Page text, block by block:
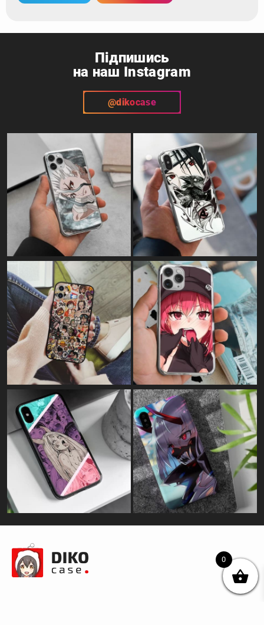
Підпишись
на наш Instagram
@dikocase
0